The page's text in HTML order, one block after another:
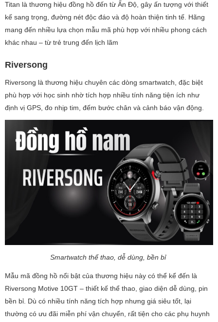
Titan là thương hiệu đồng hồ đến từ Ấn Độ, gây ấn tượng với thiết
kế sang trọng, đường nét độc đáo và độ hoàn thiện tinh tế. Hãng
mang đến nhiều lựa chọn mẫu mã phù hợp với nhiều phong cách
khác nhau – từ trẻ trung đến lịch lãm
Riversong
Riversong là thương hiệu chuyên các dòng smartwatch, đặc biệt
phù hợp với học sinh nhờ tích hợp nhiều tính năng tiện ích như
định vị GPS, đo nhịp tim, đếm bước chân và cảnh báo vận động.
Smartwatch thể thao, dễ dùng, bền bỉ
Mẫu mã đồng hồ nổi bật của thương hiệu này có thể kể đến là
Riversong Motive 10GT – thiết kế thể thao, giao diện dễ dùng, pin
bền bỉ. Dù có nhiều tính năng tích hợp nhưng giá siêu tốt, lại
thường có ưu đãi miễn phí vận chuyển, rất tiện cho các phụ huynh